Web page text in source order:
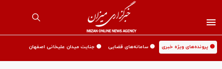
🟡 پرونده‌های ویژه خبری 🟡 سامانه‌های قضایی 🟡 جنایت میدان علیخانی اصفهان